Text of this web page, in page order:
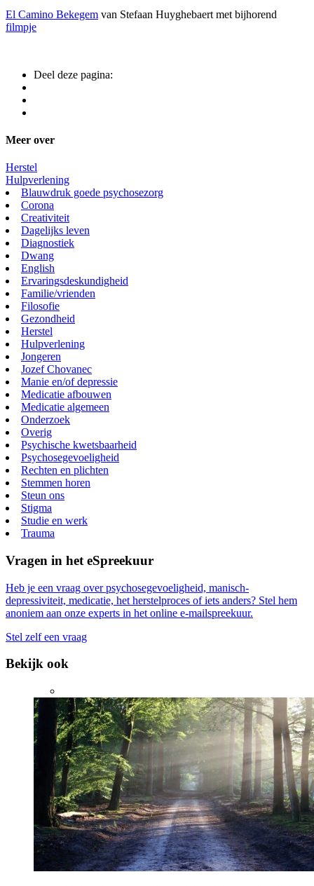
El Camino Bekegem van Stefaan Huyghebaert met bijhorend
filmpje
Deel deze pagina:
Meer over
Herstel
Hulpverlening
Blauwdruk goede psychosezorg
Corona
Creativiteit
Dagelijks leven
Diagnostiek
Dwang
English
Ervaringsdeskundigheid
Familie/vrienden
Filosofie
Gezondheid
Herstel
Hulpverlening
Jongeren
Jozef Chovanec
Manie en/of depressie
Medicatie afbouwen
Medicatie algemeen
Onderzoek
Overig
Psychische kwetsbaarheid
Psychosegevoeligheid
Rechten en plichten
Stemmen horen
Steun ons
Stigma
Studie en werk
Trauma
Vragen in het eSpreekuur
Heb je een vraag over psychosegevoeligheid, manisch-
depressiviteit, medicatie, het herstelproces of iets anders? Stel hem
anoniem aan onze experts in het online e-mailspreekuur.
Stel zelf een vraag
Bekijk ook